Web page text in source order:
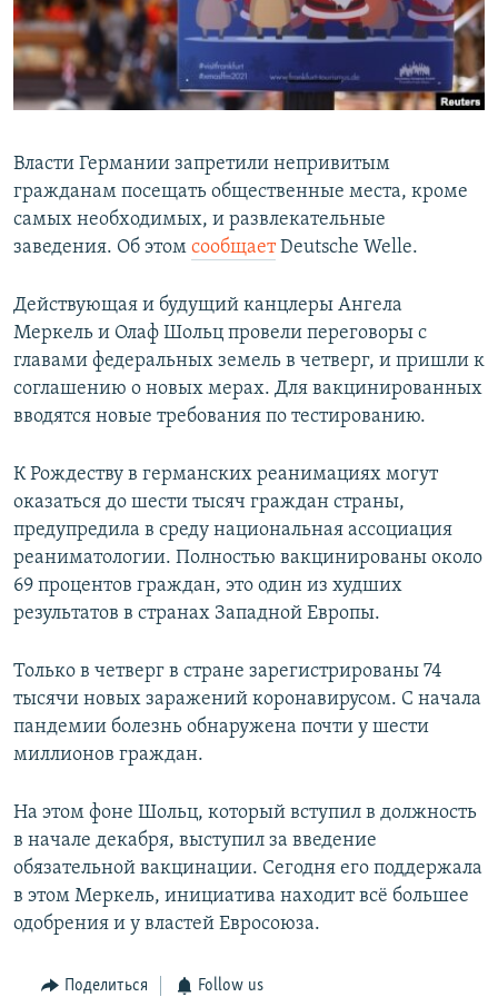
СПОРТ
МИР
БЛОГИ
ГОЛОСА
ЧИТАЕМ ПРЕССУ
АРХИВ РАДИОПРОГРАММЫ
Все сайты РСЕ/РС
Власти Германии запретили непривитым
гражданам посещать общественные места, кроме
самых необходимых, и развлекательные
заведения. Об этом сообщаетDeutsche Welle.
Действующая и будущий канцлеры Ангела
Меркель и Олаф Шольц провели переговоры с
главами федеральных земель в четверг, и пришли к
соглашению о новых мерах. Для вакцинированных
вводятся новые требования по тестированию.
К Рождеству в германских реанимациях могут
оказаться до шести тысяч граждан страны,
предупредила в среду национальная ассоциация
реаниматологии. Полностью вакцинированы около
69 процентов граждан, это один из худших
результатов в странах Западной Европы.
Только в четверг в стране зарегистрированы 74
тысячи новых заражений коронавирусом. С начала
пандемии болезнь обнаружена почти у шести
миллионов граждан.
На этом фоне Шольц, который вступил в должность
в начале декабря, выступил за введение
обязательной вакцинации. Сегодня его поддержала
в этом Меркель, инициатива находит всё большее
одобрения и у властей Евросоюза.
Поделиться Follow us